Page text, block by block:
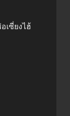
เซี่ยงไฮ้